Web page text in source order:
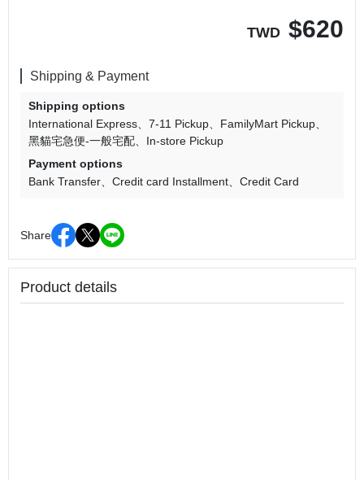
TWD $620
Shipping & Payment
Shipping options
International Express
7-11 Pickup
FamilyMart Pickup
黑貓宅急便-一般宅配
In-store Pickup
Payment options
Bank Transfer
Credit card Installment Credit Card
Share
Product details